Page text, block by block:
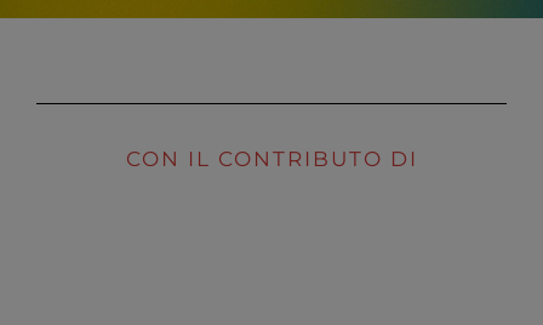
CON IL CONTRIBUTO DI